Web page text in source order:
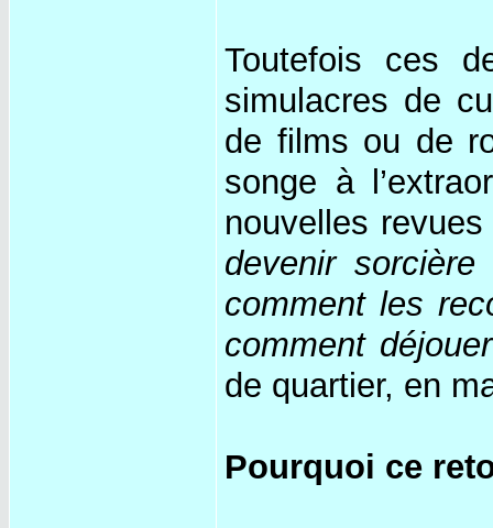
Toutefois ces
simulacres de
de films ou de
songe à
nouvelles
devenir
comment les
comment
de quartier, en
Pourquoi ce